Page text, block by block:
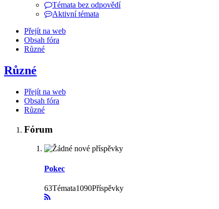
Témata bez odpovědí
Aktivní témata
Přejít na web
Obsah fóra
Různé
Různé
Přejít na web
Obsah fóra
Různé
Fórum
Pokec
63Témata1090Příspěvky